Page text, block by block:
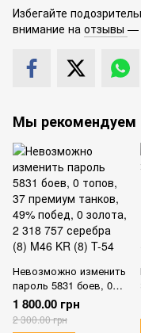
Избегайте
внимание на отзывы —
Мы рекомендуем
Невозможно изменить
пароль 5831 боев, 0
топов, 37 премиум
танков, 49% побед, 0
золота, 2 318 757
1 800.00 грн
2 300.00 грн